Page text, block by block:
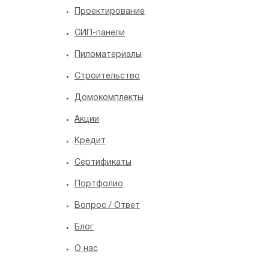
Проектирование
СИП-панели
Пиломатериалы
Строительство
Домокомплекты
Акции
Кредит
Сертификаты
Портфолио
Вопрос / Ответ
Блог
O нас